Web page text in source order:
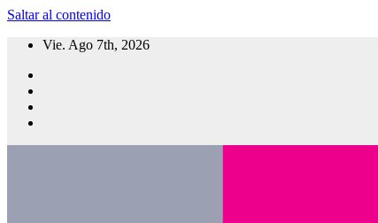
Saltar al contenido
Vie. Ago 7th, 2026